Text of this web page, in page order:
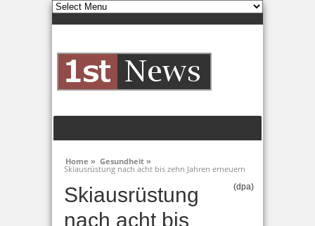
Home » Gesundheit »
Skiausrüstung nach acht bis zehn Jahren erneuern
Skiausrüstung
nach acht bis
(dpa)